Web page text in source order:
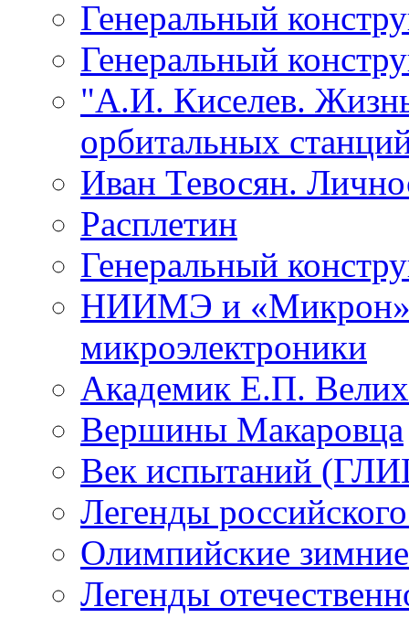
Генеральный
Генеральный
"А.И. Киселев.
орбитальных
Иван Тевосян.
Расплетин
Генеральный
НИИМЭ и «Микрон»
микроэлектроники
Академик Е.П.
Вершины Макаровца
Век испытаний
Легенды
Олимпийские
Легенды